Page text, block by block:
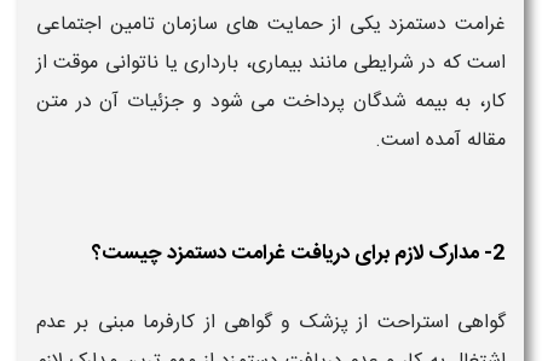
غرامت دستمزد یکی از حمایت های سازمان تامین اجتماعی
است که در شرایطی مانند بیماری، بارداری یا ناتوانی موقت از
کار، به بیمه شدگان پرداخت می شود و جزئیات آن در متن
مقاله آمده است.
2- مدارک لازم برای دریافت غرامت دستمزد چیست؟
گواهی استراحت از پزشک و گواهی از کارفرما مبنی بر عدم